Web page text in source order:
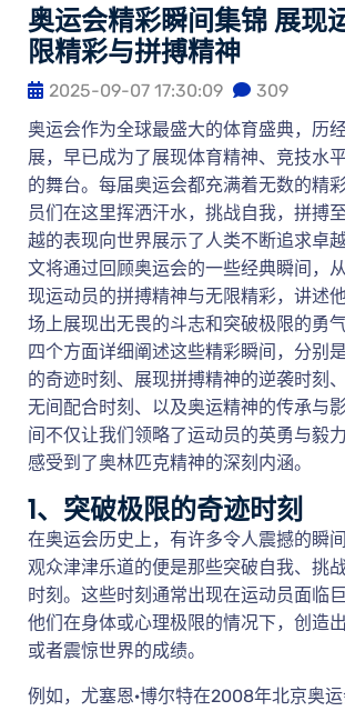
奥运会精彩瞬间集锦 展现
限精彩与拼搏精神
2025-09-07 17:30:09
309
奥运会作为全球最盛大的体育盛典，历
展，早已成为了展现体育精神、竞技水
的舞台。每届奥运会都充满着无数的精
员们在这里挥洒汗水，挑战自我，拼搏
越的表现向世界展示了人类不断追求卓
文将通过回顾奥运会的一些经典瞬间，
现运动员的拼搏精神与无限精彩，讲述
场上展现出无畏的斗志和突破极限的勇
四个方面详细阐述这些精彩瞬间，分别
的奇迹时刻、展现拼搏精神的逆袭时刻
无间配合时刻、以及奥运精神的传承与
间不仅让我们领略了运动员的英勇与毅
感受到了奥林匹克精神的深刻内涵。
1、突破极限的奇迹时刻
在奥运会历史上，有许多令人震撼的瞬
观众津津乐道的便是那些突破自我、挑
时刻。这些时刻通常出现在运动员面临巨
他们在身体或心理极限的情况下，创造
或者震惊世界的成绩。
例如，尤塞恩·博尔特在2008年北京奥